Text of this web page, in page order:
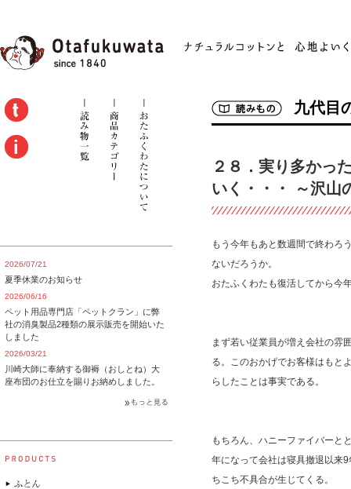
九代目
２８．実り多かっ
いく・・・ ～沢山
もう今年もあと数週間で終わろ
ないだろうか。
おたふくわたも復活してから今
まず若い従業員が増え会社の雰
る。このおかげでお客様はもと
らしたことは事実である。
もちろん、ハニーファイバーと
年になって会社は寝具撤退以来
ちこち不具合が生じてくる。
2026/07/21
夏季休業のお知らせ
2026/06/16
ペット用品専門店「ペットクラン」に弊
社の消臭製品2種類の展示販売を開始いた
しました
2026/03/21
川崎大師に奉納する御褥（おしとね）大
座布団のお仕立を賜りお納めしました。